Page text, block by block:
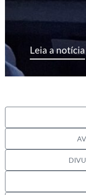
Leia a notícia